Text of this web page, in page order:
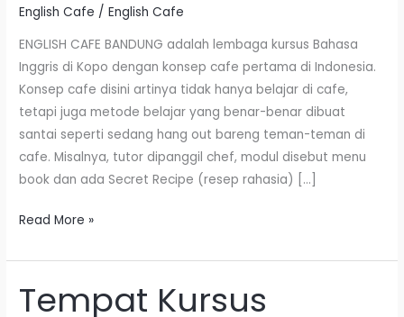
English Cafe /English Cafe
ENGLISH CAFE BANDUNG adalah lembaga kursus Bahasa
Inggris di Kopo dengan konsep cafe pertama di Indonesia.
Konsep cafe disini artinya tidak hanya belajar di cafe,
tetapi juga metode belajar yang benar-benar dibuat
santai seperti sedang hang out bareng teman-teman di
cafe. Misalnya, tutor dipanggil chef, modul disebut menu
book dan ada Secret Recipe (resep rahasia) […]
Inggris
Terbaik
di
Bandung
Read More »
Tempat Kursus
Tempat
Kursus